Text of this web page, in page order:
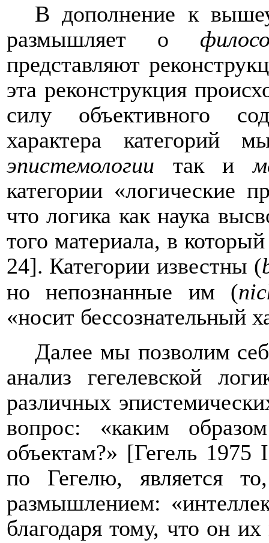
В дополнение к
размышляет о
представляют
эта реконструкция
силу объективного
характера категорий
эпистемологии так и
категории «логические
что логика как наука
того материала, в
24]. Категории известны (
но непознанные им (
«носит бессознательный
Далее мы позволим
анализ гегелевской
различных
вопрос: «каким
объектам?» [Гегель
по Гегелю, является
размышлением:
благодаря тому, что он